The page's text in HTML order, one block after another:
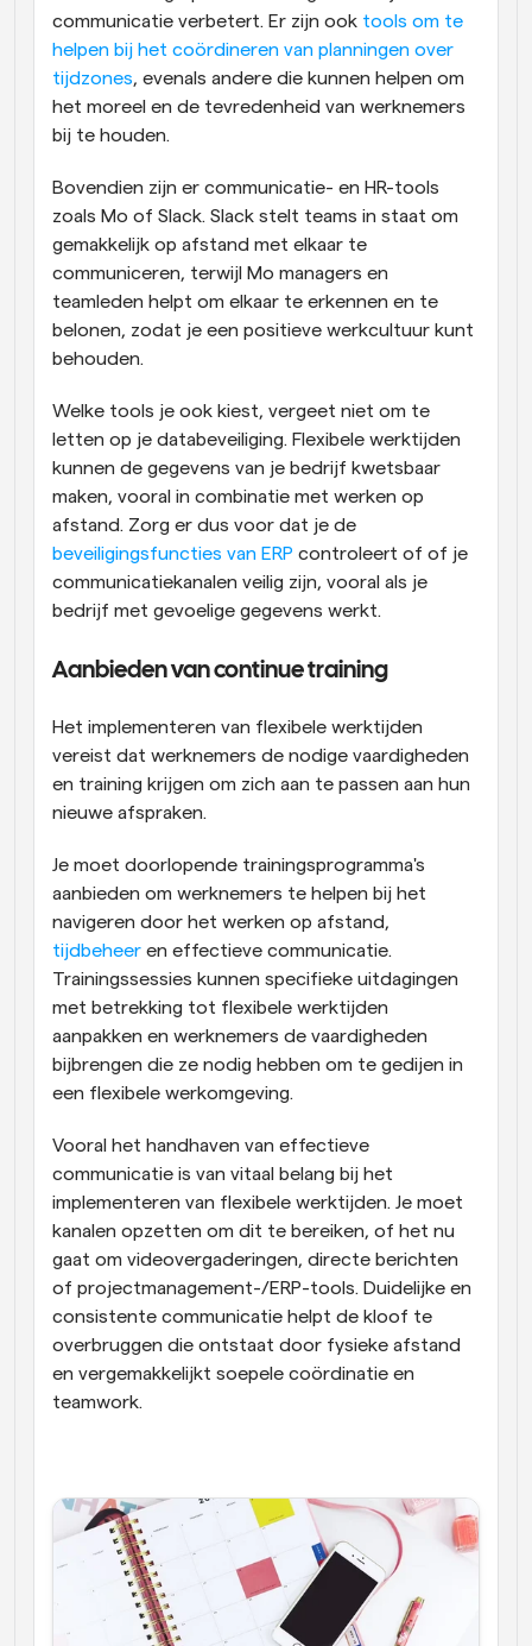
communicatie verbetert. Er zijn ook tools om te
helpen bij het coördineren van planningen over
tijdzones, evenals andere die kunnen helpen om
het moreel en de tevredenheid van werknemers
bij te houden.
Bovendien zijn er communicatie- en HR-tools
zoals Mo of Slack. Slack stelt teams in staat om
gemakkelijk op afstand met elkaar te
communiceren, terwijl Mo managers en
teamleden helpt om elkaar te erkennen en te
belonen, zodat je een positieve werkcultuur kunt
behouden.
Welke tools je ook kiest, vergeet niet om te
letten op je databeveiliging. Flexibele werktijden
kunnen de gegevens van je bedrijf kwetsbaar
maken, vooral in combinatie met werken op
beveiligingsfuncties van ERP controleert of of je
communicatiekanalen veilig zijn, vooral als je
bedrijf met gevoelige gegevens werkt.
Aanbieden van continue training
Het implementeren van flexibele werktijden
vereist dat werknemers de nodige vaardigheden
en training krijgen om zich aan te passen aan hun
nieuwe afspraken.
Je moet doorlopende trainingsprogramma's
aanbieden om werknemers te helpen bij het
tijdbeheer en effectieve communicatie.
Trainingssessies kunnen specifieke uitdagingen
met betrekking tot flexibele werktijden
aanpakken en werknemers de vaardigheden
bijbrengen die ze nodig hebben om te gedijen in
een flexibele werkomgeving.
Vooral het handhaven van effectieve
communicatie is van vitaal belang bij het
implementeren van flexibele werktijden. Je moet
kanalen opzetten om dit te bereiken, of het nu
gaat om videovergaderingen, directe berichten
of projectmanagement-/ERP-tools. Duidelijke en
consistente communicatie helpt de kloof te
overbruggen die ontstaat door fysieke afstand
en vergemakkelijkt soepele coördinatie en
teamwork.